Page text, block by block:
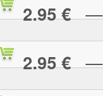
2.95 €—
2.95 €—